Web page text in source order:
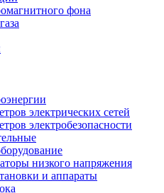
фона
электрических сетей
электробезопасности
низкого напряжения
и аппараты